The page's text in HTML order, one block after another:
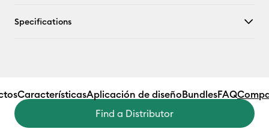
Specifications
CaracterísticasAplicación de diseñoBundlesFAQ
Find a Distributor